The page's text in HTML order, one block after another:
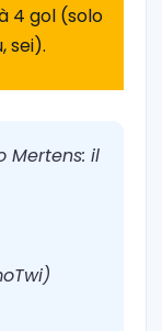
4 gol (solo
sei).
Mertens: il